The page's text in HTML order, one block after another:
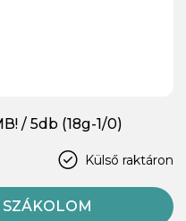
/ 5db (18g-1/0)
Külső raktáron
SZÁKOLOM